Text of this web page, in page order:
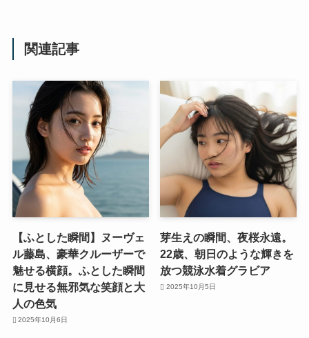
関連記事
【ふとした瞬間】ヌーヴェ
ル藤島、豪華クルーザーで
魅せる横顔。ふとした瞬間
に見せる無邪気な笑顔と大
人の色気
2025年10月6日
芽生えの瞬間、夜桜永遠。
22歳、朝日のような輝きを
放つ競泳水着グラビア
2025年10月5日